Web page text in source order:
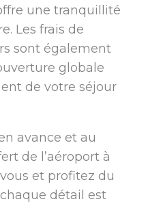
une tranquillité
Les frais de
sont également
globale
de votre séjour
avance et au
de l’aéroport à
et profitez du
détail est